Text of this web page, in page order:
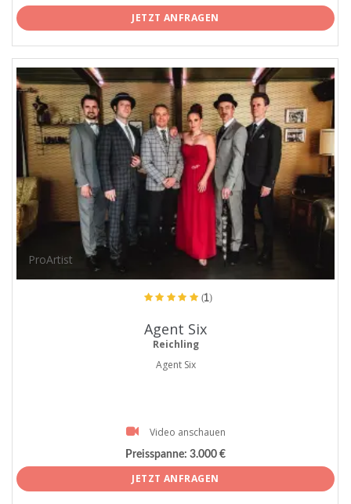
JETZT ANFRAGEN
ProArtist
(1)
Agent Six
Reichling
Agent Six
Video anschauen
Preisspanne: 3.000 €
JETZT ANFRAGEN